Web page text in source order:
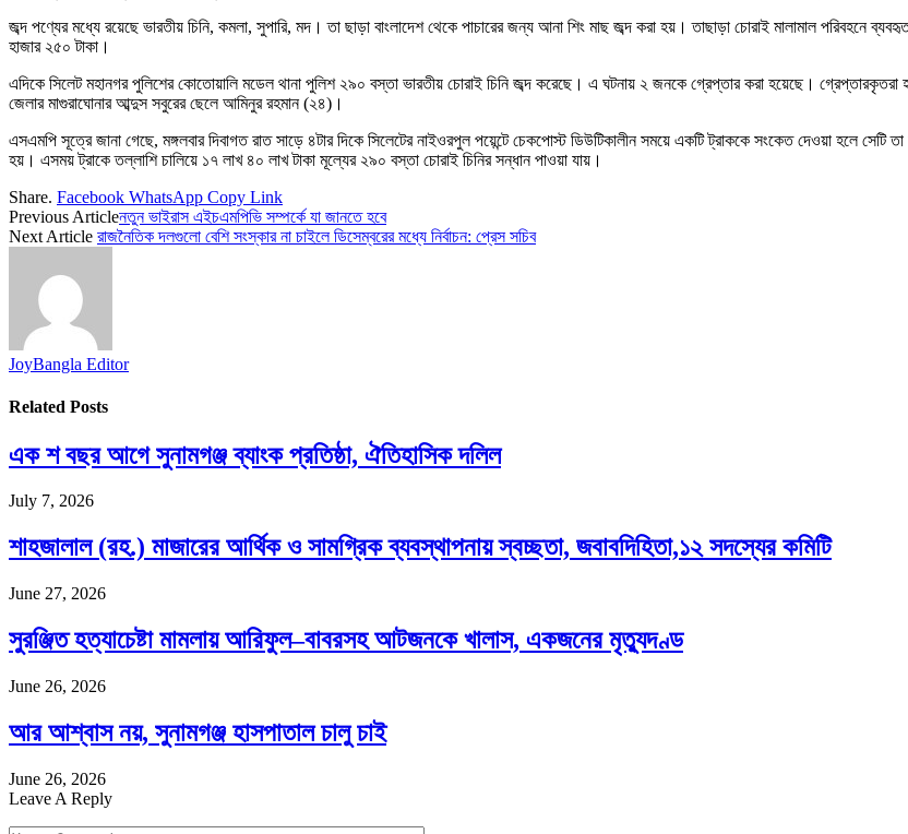
জব্দ পণ্যের মধ্যে রয়েছে ভারতীয় চিনি, কমলা, সুপারি, মদ। তা ছাড়া বাংলাদেশ থেকে পাচারের জন্য আনা শিং মাছ জব্দ করা হয়। তাছাড়া চোরাই মালামাল
হাজার ২৫০ টাকা।
এদিকে সিলেট মহানগর পুলিশের কোতোয়ালি মডেল থানা পুলিশ ২৯০ বস্তা ভারতীয় চোরাই চিনি জব্দ করেছে। এ ঘটনায় ২ জনকে গ্রেপ্তার করা হয়েছে। গ্রেপ্তারকৃতরা
জেলার মাগুরাঘোনার আব্দুস সবুরের ছেলে আমিনুর রহমান (২৪)।
এসএমপি সূত্রে জানা গেছে, মঙ্গলবার দিবাগত রাত সাড়ে ৪টার দিকে সিলেটের নাইওরপুল পয়েন্টে চেকপোস্ট ডিউটিকালীন সময়ে একটি ট্রাককে সংকেত দেওয়া হলে সেটি
হয়। এসময় ট্রাকে তল্লাশি চালিয়ে ১৭ লাখ ৪০ লাখ টাকা মূল্যের ২৯০ বস্তা চোরাই চিনির সন্ধান পাওয়া যায়।
Share. Facebook WhatsApp Copy Link
Previous Articleনতুন ভাইরাস এইচএমপিভি সম্পর্কে যা জানতে হবে
Next Article রাজনৈতিক দলগুলো বেশি সংস্কার না চাইলে ডিসেম্বরের মধ্যে নির্বাচন: প্রেস সচিব
JoyBangla Editor
Related Posts
এক শ বছর আগে সুনামগঞ্জ ব্যাংক প্রতিষ্ঠা, ঐতিহাসিক দলিল
July 7, 2026
শাহজালাল (রহ.) মাজারের আর্থিক ও সামগ্রিক ব্যবস্থাপনায় স্বচ্ছতা, জবাবদিহিতা,১২ সদস্যের কমিটি
June 27, 2026
সুরঞ্জিত হত্যাচেষ্টা মামলায় আরিফুল–বাবরসহ আটজনকে খালাস, একজনের মৃত্যুদণ্ড
June 26, 2026
আর আশ্বাস নয়, সুনামগঞ্জ হাসপাতাল চালু চাই
June 26, 2026
Leave A Reply